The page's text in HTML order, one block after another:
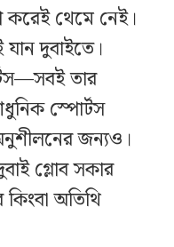
থেমে নেই।
যান দুবাইতে।
তার
স্পোর্টস
জন্যও।
গ্লোব সকার
কিংবা অতিথি